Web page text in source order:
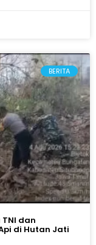
BERITA
TNI dan
di Hutan Jati